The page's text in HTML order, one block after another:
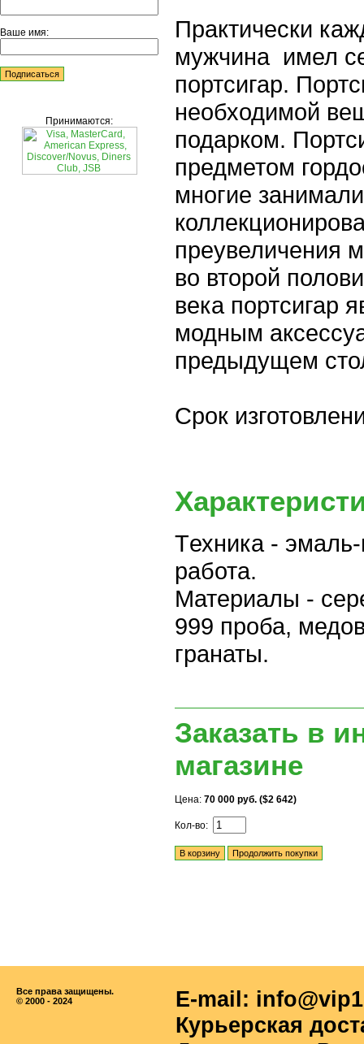
Ваше имя:
Принимаются:
Практически
мужчина имел
портсигар.
необходимой
подарком.
предметом
многие
преувеличения
во второй
века портсигар
модным
предыдущем
Срок
Tехника -
работа.
Материалы -
999 проба,
гранаты.
Заказать в
магазине
Цена: 70 000 руб. ($2 642)
Кол-во:
Все права защищены.
© 2000 - 2024
E-mail:
Курьерская